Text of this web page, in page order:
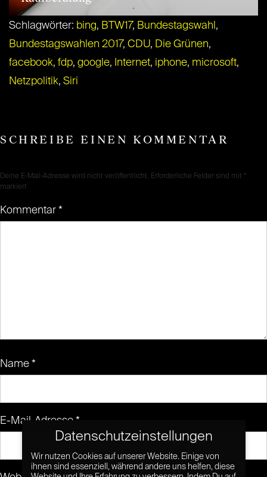
Schlagwörter: bing, BTW17, Bundestagswahl ,
Bundestagswahlen 2017, CDU, Die Grünen,
facebook, fdp, google, Internet, iphone, microsoft,
Netzpolitik, Siri
SCHREIBE EINEN KOMMENTAR
Deine E-Mail-Adresse wird nicht veröffentlicht. Erforderliche Felder sind mit *
markiert
Kommentar *
Name *
E-Mail-Adresse *
Datenschutzeinstellungen
Wir nutzen Cookies auf unserer Website. Einige von
ihnen sind essenziell, während andere uns helfen, diese